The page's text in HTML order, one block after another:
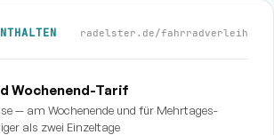
radelster.de/fahrradverleih
Wochenend-Tarif
— am Wochenende und für Mehrtages-
als zwei Einzeltage